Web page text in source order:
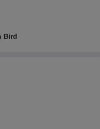
Bird